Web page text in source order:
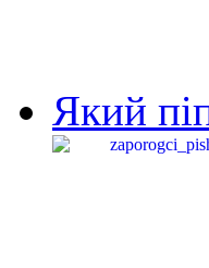
Який